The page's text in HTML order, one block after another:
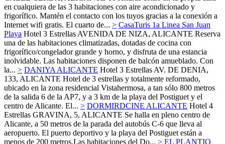
en cualquiera de las 3 habitaciones con aire acondicionado y
frigorífico. Mantén el contacto con los tuyos gracias a la conexión a
Internet wifi gratis. El cuarto de... > CasaTuris 1a Linea San Juan
Playa Hotel 3 Estrellas AVENIDA DE NIZA, ALICANTE Reserva
una de las habitaciones climatizadas, dotadas de cocina con
frigorífico/congelador grande y horno, y disfruta de una estancia
inolvidable. Las habitaciones disponen de balcón amueblado. Con
la... > DANIYA ALICANTE Hotel 3 Estrellas AV. DE DENIA,
133, ALICANTE Hotel de 3 estrellas y totalmente reformado,
ubicado en la zona residencial Vistahermosa, a tan sólo 800 metros
de la salida 6 de la AP7, y a 3 km de la playa del Postiguet y el
centro de Alicante. El... > DORMIRDCINE ALICANTE Hotel 4
Estrellas GRAVINA, 5, ALICANTE Se halla en pleno centro de
Alicante, a 50 metros de la parada del autobús C-6 que lleva al
aeropuerto. El puerto deportivo y la playa del Postiguet están a
menos de 200 metros.Las habitaciones del Do... > EL PLANTIO